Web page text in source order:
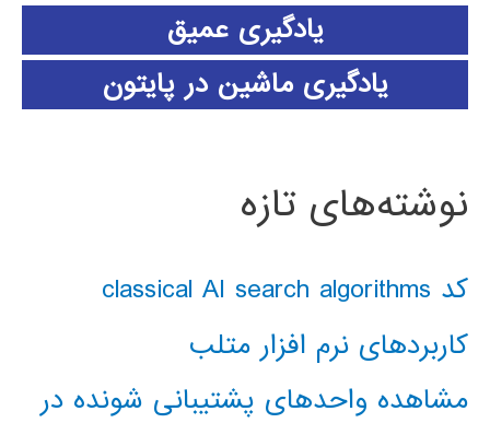
یادگیری عمیق
یادگیری ماشین در پایتون
نوشته‌های تازه
کد classical AI search algorithms
کاربردهای نرم افزار متلب
مشاهده واحدهای پشتیبانی شونده در